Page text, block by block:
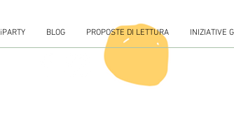
BLOG PROPOSTE DI LETTURA INIZIATIVE